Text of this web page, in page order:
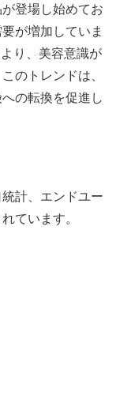
登場し始めてお
が増加していま
り、美容意識が
のトレンドは、
の転換を促進し
計、エンドユー
ています。